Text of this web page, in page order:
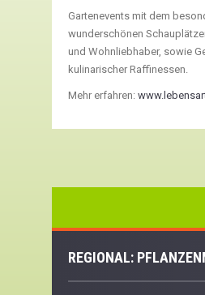
Gartenevents mit dem
wunderschönen
und Wohnliebhaber, sowie
kulinarischer Raffinessen.
Mehr erfahren:
REGIONAL: